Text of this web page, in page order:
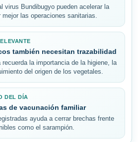
virus Bundibugyo pueden acelerar la
las operaciones sanitarias.
también necesitan trazabilidad
recuerda la importancia de la higiene, la
del origen de los vegetales.
DEL DÍA
de vacunación familiar
ayuda a cerrar brechas frente
como el sarampión.